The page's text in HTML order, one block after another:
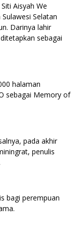
Aisyah We
Selatan
Darinya lahir
sebagai
halaman
sebagai Memory of
pada akhir
penulis
bagi perempuan